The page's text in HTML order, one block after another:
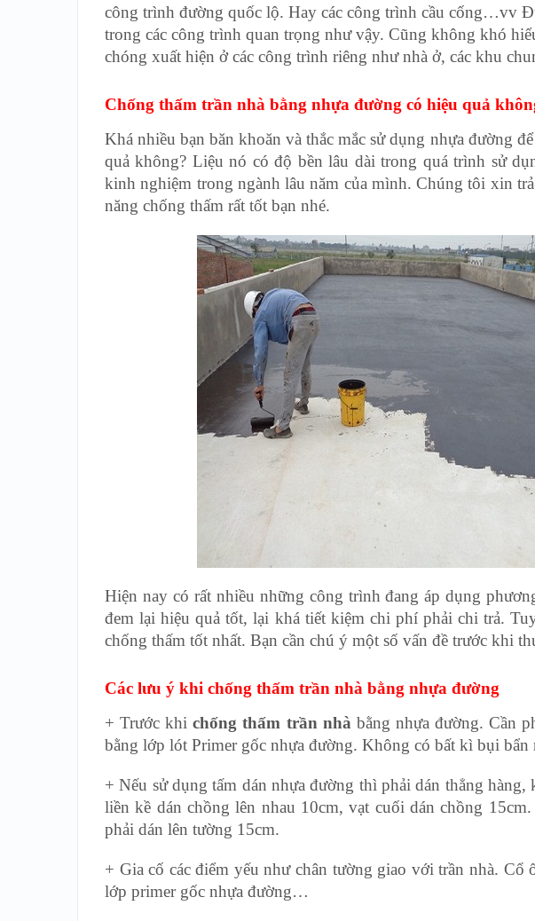
công trình đường quốc lộ. Hay các công trình cầu cống…vv
trong các công trình quan trọng như vậy. Cũng không khó
chóng xuất hiện ở các công trình riêng như nhà ở, các khu
Chống thấm trần nhà bằng nhựa đường có hiệu quả
Khá nhiều bạn băn khoăn và thắc mắc sử dụng nhựa đường
quả không? Liệu nó có độ bền lâu dài trong quá trình sử
kinh nghiệm trong ngành lâu năm của mình. Chúng tôi xin
năng chống thấm rất tốt bạn nhé.
Hiện nay có rất nhiều những công trình đang áp dụng
đem lại hiệu quả tốt, lại khá tiết kiệm chi phí phải chi trả.
chống thấm tốt nhất. Bạn cần chú ý một số vấn đề trước khi
Các lưu ý khi chống thấm trần nhà bằng nhựa đường
+ Trước khichống thấm trần nhà bằng nhựa đường. Cần
bằng lớp lót Primer gốc nhựa đường. Không có bất kì bụi bẩn
+ Nếu sử dụng tấm dán nhựa đường thì phải dán thẳng hàng,
liền kề dán chồng lên nhau 10cm, vạt cuối dán chồng
phải dán lên tường 15cm.
+ Gia cố các điểm yếu như chân tường giao với trần nhà. Cổ
lớp primer gốc nhựa đường…